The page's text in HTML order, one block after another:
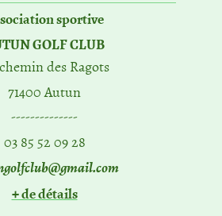
sportive
GOLF CLUB
des Ragots
71400 Autun
--------------
03 85 52 09 28
+ de détails